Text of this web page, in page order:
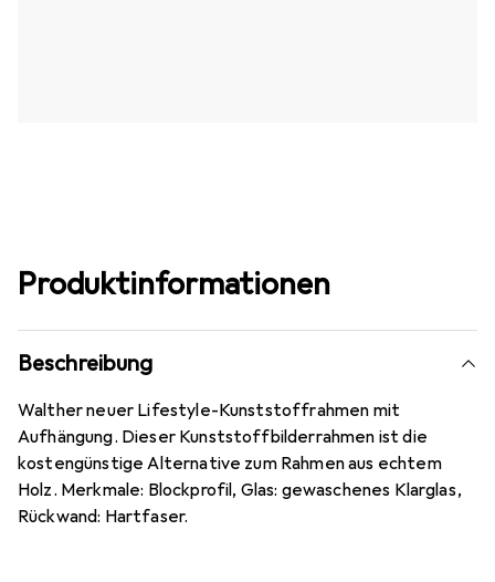
Produktinformationen
Beschreibung
Walther neuer Lifestyle-Kunststoffrahmen mit
Aufhängung. Dieser Kunststoffbilderrahmen ist die
kostengünstige Alternative zum Rahmen aus echtem
Holz. Merkmale: Blockprofil, Glas: gewaschenes Klarglas,
Rückwand: Hartfaser.